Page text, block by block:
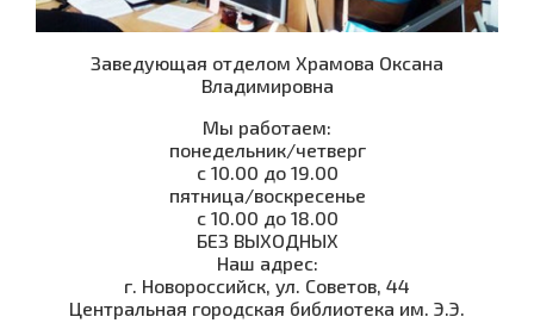
Заведующая отделом Храмова Оксана
Владимировна
Мы работаем:
понедельник/четверг
с 10.00 до 19.00
пятница/воскресенье
с 10.00 до 18.00
БЕЗ ВЫХОДНЫХ
Наш адрес:
г. Новороссийск, ул. Советов, 44
Центральная городская библиотека им. Э.Э.